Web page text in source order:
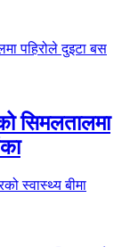
सिमलतालमा